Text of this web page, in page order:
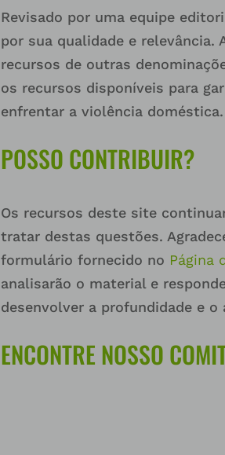
Revisado por uma equipe
por sua qualidade e relevância.
recursos de outras
os recursos disponíveis para
enfrentar a violência doméstica.
POSSO CONTRIBUIR?
Os recursos deste site
tratar destas questões.
formulário fornecido no Página
analisarão o material e
desenvolver a profundidade e
ENCONTRE NOSSO